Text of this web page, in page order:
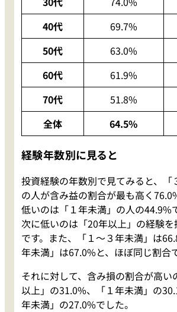
40代
69.7%
50代
63.0%
60代
61.9%
70代
51.8%
全体
64.5%
経験年数別に見ると
投資経験の年数別で見てみると、「
の人が含み益の割合が最も高く
低いのは「１年未満」の人の44.9%
次に低いのは「20年以上」の経験
です。また、「１～３年未満」は
年未満」は67.0%と、ほぼ同じ割合
それに対して、含み損の割合が高い
以上」の31.0%、「１年未満」の
年未満」の27.0%でした。